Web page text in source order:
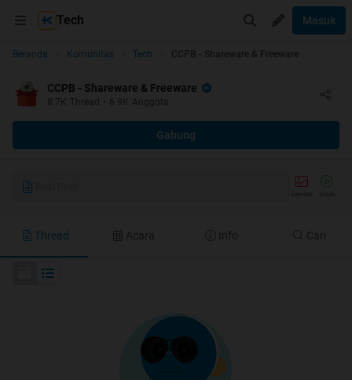
Tech Masuk
Beranda Komunitas Tech CCPB - Shareware & Freeware
CCPB - Shareware & Freeware
8.7K Thread • 6.9K Anggota
Gabung
Thread Acara Info Cari